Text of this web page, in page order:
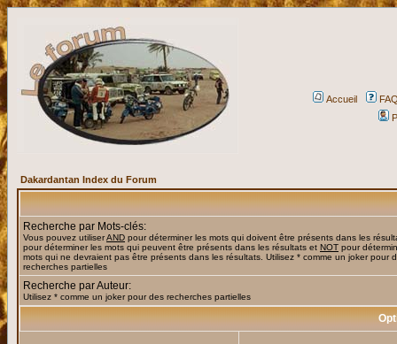
Accueil
Dakardantan Index du Forum
Recherche par Mots-clés:
Vous pouvez utiliserAND pour déterminer les mots qui doivent être présents dans les
pour déterminer les mots qui peuvent être présents dans les résultats et NOT pour
mots qui ne devraient pas être présents dans les résultats. Utilisez * comme un joker pour
recherches partielles
Recherche par Auteur:
Utilisez * comme un joker pour des recherches partielles